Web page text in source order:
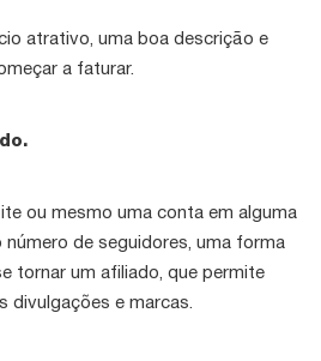
atrativo, uma boa descrição e
a faturar.
ou mesmo uma conta em alguma
de seguidores, uma forma
tornar um afiliado, que permite
divulgações e marcas.